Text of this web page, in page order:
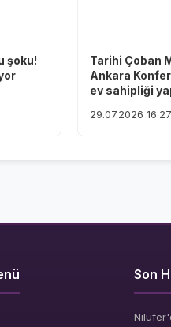
şoku!
Tarihi Çoban
Ankara
ev sahipliği
29.07.2026 16:27
Son